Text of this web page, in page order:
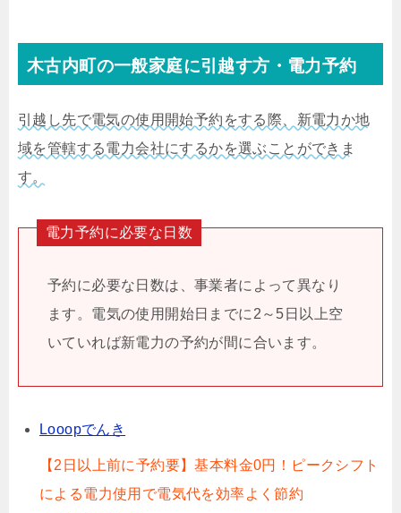
木古内町の一般家庭に引越す方・電力予約
引越し先で電気の使用開始予約をする際、新電力か地
域を管轄する電力会社にするかを選ぶことができま
す。
電力予約に必要な日数
予約に必要な日数は、事業者によって異なり
ます。電気の使用開始日までに2～5日以上空
いていれば新電力の予約が間に合います。
Looopでんき
【2日以上前に予約要】基本料金0円！ピークシフト
による電力使用で電気代を効率よく節約